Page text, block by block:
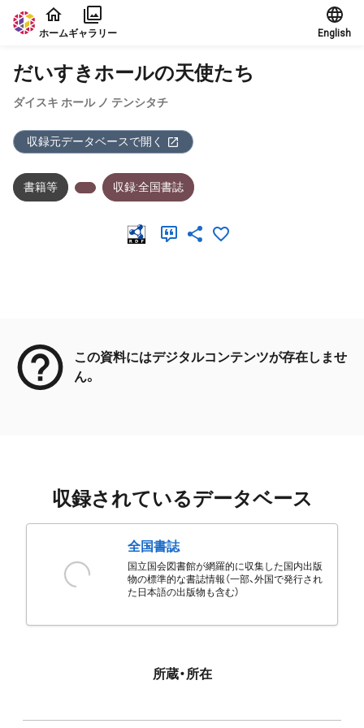
本文に飛ぶ
ホームギャラリー English
だいすきホールの天使たち
ダイスキ ホール ノ テンシタチ
収録元データベースで開く
書籍等 収録:全国書誌
この資料にはデジタルコンテンツが存在しませ
ん。
収録されているデータベース
全国書誌
国立国会図書館が網羅的に収集した国内出版
物の標準的な書誌情報（一部、外国で発行され
た日本語の出版物も含む）
所蔵・所在